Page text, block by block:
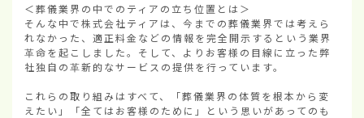
＜葬儀業界の中でのティアの立ち位置とは＞
そんな中で株式会社ティアは、今までの葬儀業界では考えら
れなかった、適正料金などの情報を完全開示するという業界
革命を起こしました。そして、よりお客様の目線に立った弊
社独自の革新的なサービスの提供を行っています。
これらの取り組みはすべて、「葬儀業界の体質を根本から変
えたい」「全てはお客様のために」という思いがあってのも